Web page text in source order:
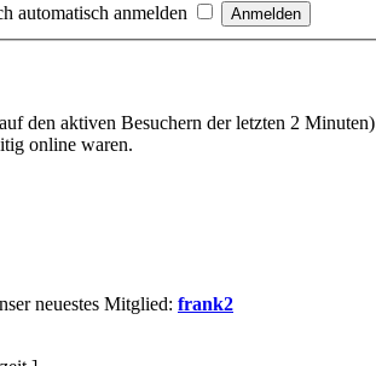
automatisch anmelden
den aktiven Besuchern der letzten 2 Minuten)
online waren.
neuestes Mitglied: frank2